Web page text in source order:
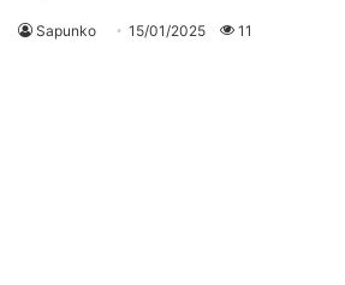
Sapunko 15/01/2025 11